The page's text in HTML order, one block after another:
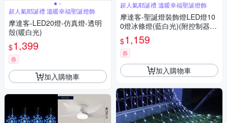
超人氣耶誕禮 溫暖幸福聖誕燈飾
摩達客-LED20燈-仿真燈-透明
殼(暖白光)
$1,399
券
加入購物車
超人氣耶誕禮 溫暖幸福聖誕燈飾
摩達客-聖誕燈裝飾燈LED燈10
0燈冰條燈(藍白光)(附控制器跳
機) 本島免運費
$1,159
券
加入購物車